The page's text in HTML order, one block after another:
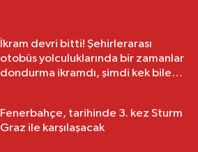
İkram devri bitti! Şehirlerarası
otobüs yolculuklarında bir zamanlar
dondurma ikramdı, şimdi kek bile
Fenerbahçe, tarihinde 3. kez Sturm
Graz ile karşılaşacak